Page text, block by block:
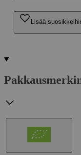
Lisää